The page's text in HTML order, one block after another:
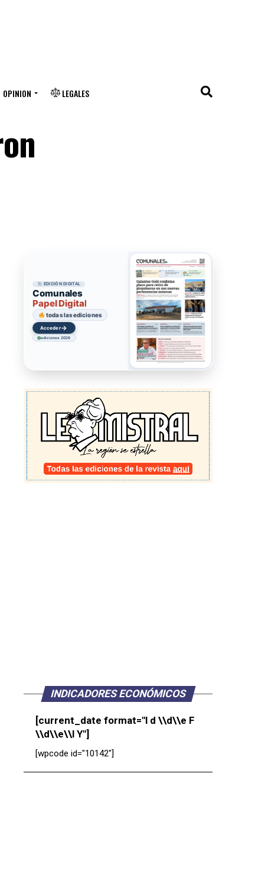
OPINION LEGALES
EDICIÓN DIGITAL
Comunales
Papel Digital
todas las ediciones
Acceder→
ediciones 2026
INDICADORES ECONÓMICOS
[current_date format="l d \\d\\e F
\\d\\e\\l Y"]
[wpcode id="10142"]